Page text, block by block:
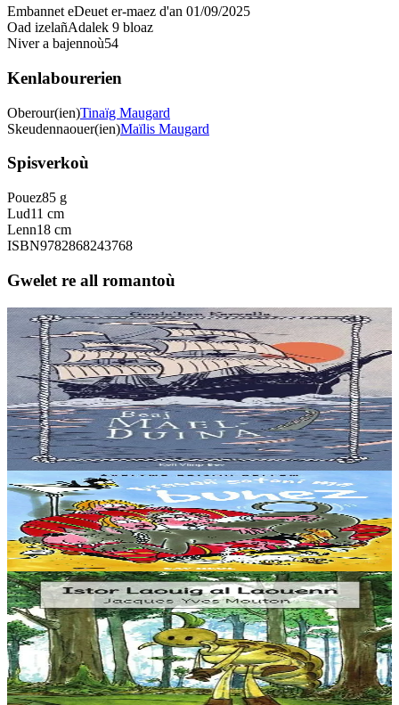
Embannet eDeuet er-maez d'an 01/09/2025
Oad izelañAdalek 9 bloaz
Niver a bajennoù54
Kenlabourerien
Oberour(ien)Tinaïg Maugard
Skeudennaouer(ien)Maïlis Maugard
Spisverkoù
Pouez85 g
Lud11 cm
Lenn18 cm
ISBN9782868243768
Gwelet re all romantoù
9 bloaz hag ouzhpenn
Keit vimp bev
Beaj Mael-Duina
En inizi Aran, e Bro-Iwerzhon, er Grennamzer. Brendan, ur
chaseour yaouank, a zo bet lonket gant un aerouant. Bev eo atav
avat, e kof an euzhvil. Mont a ra e...
Er stok8,00 €
8 vloaz hag ouzhpenn
Sav-heol
Brasañ sotoni ma buhez
Er stok7,00 €
3 bloaz hag ouzhpenn
Goater
Istor Laouig al Laouenn
“Ur wech e oa un ermit hag a veve e-barzh ur c’hoad. Doareoù iskis
a oa gantañ un tammig. Pa’z ae da ober un dro-vale e kase
dalc’hmat gantañ ur skubellig gant...